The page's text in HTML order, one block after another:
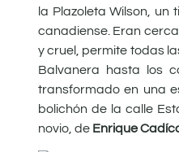
la Plazoleta Wilson,
canadiense. Eran
y cruel, permite todas
Balvanera hasta los
transformado en una
bolichón de la calle
novio, de Enrique